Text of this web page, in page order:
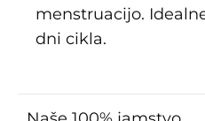
menstruacijo.
dni cikla.